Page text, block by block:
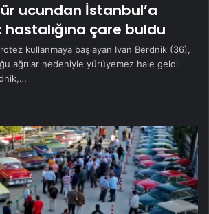
ucundan İstanbul’a
hastalığına çare buldu
kullanmaya başlayan Ivan Berdnik (36),
ağrılar nedeniyle yürüyemez hale geldi.